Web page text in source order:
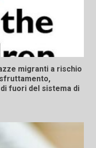
migranti a rischio
fuori del sistema di